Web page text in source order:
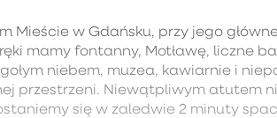
Mieście w Gdańsku, przy jego
mamy fontanny, Motławę, liczne
niebem, muzea, kawiarnie i
przestrzeni. Niewątpliwym atutem
się w zaledwie 2 minuty